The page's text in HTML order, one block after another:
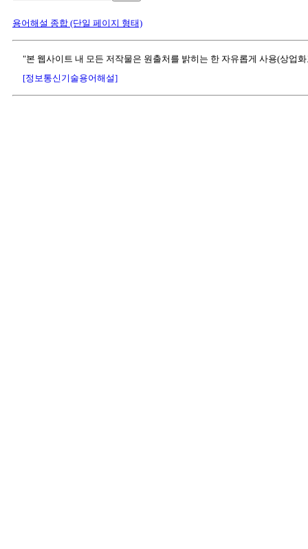
용어해설 종합 (단일 페이지 형태)
"본 웹사이트 내 모든 저작물은 원출처를 밝히는 한 자유롭게 사용(상업
[정보통신기술용어해설]